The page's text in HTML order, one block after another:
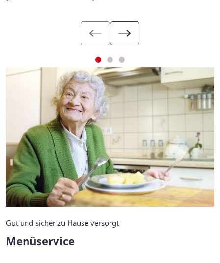
Gut und sicher zu Hause versorgt
Menüservice